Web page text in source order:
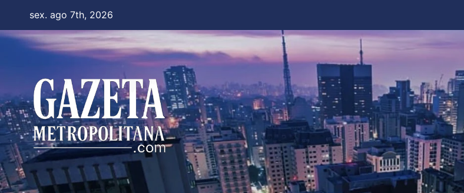
content
sex. ago 7th, 2026